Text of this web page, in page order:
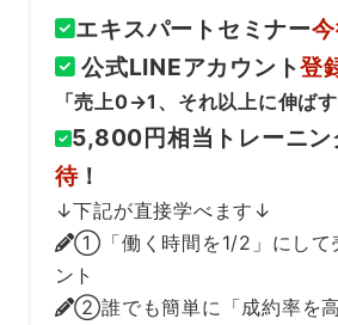
エキスパートセミナー
公式LINEアカウント登
「売上0→1、それ以上に伸ばす
5,800円相当トレーニン
待！
↓下記が直接学べます↓
①「働く時間を1/2」にして
ント
②誰でも簡単に「成約率を